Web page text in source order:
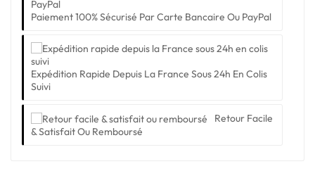
Paiement 100% Sécurisé Par Carte Bancaire Ou PayPal
Expédition Rapide Depuis La France Sous 24h En Colis
Suivi
Retour Facile
& Satisfait Ou Remboursé